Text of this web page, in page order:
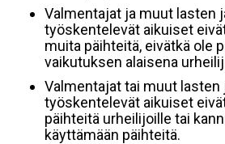
Valmentajat ja muut lasten
työskentelevät aikuiset
muita päihteitä, eivätkä ole
vaikutuksen alaisena
Valmentajat tai muut lasten
työskentelevät aikuiset
päihteitä urheilijoille tai
käyttämään päihteitä.